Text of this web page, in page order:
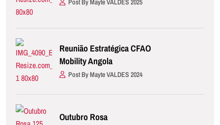
Post By Mayte VALDES 2025
Reunião Estratégica CFAO
Mobility Angola
Post By Mayte VALDES 2024
Outubro Rosa